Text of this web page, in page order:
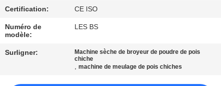
CONTRÔLE
DE
QUALITÉ
CONTACTEZ-
Certification: CE ISO
Numéro de
modèle:
LES BS
Surligner:
Machine sèche de broyeur de poudre de pois
chiche
,machine de meulage de pois chiches